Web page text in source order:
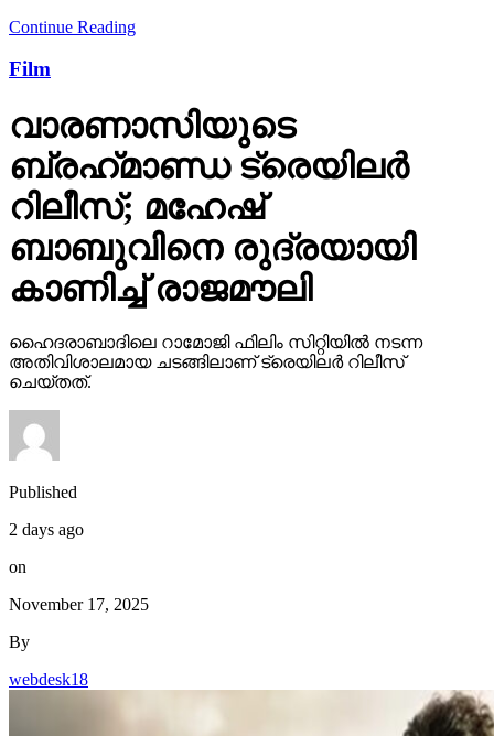
Continue Reading
Film
വാരണാസിയുടെ
ബ്രഹ്‌മാണ്ഡ ട്രെയിലര്‍
റിലീസ്; മഹേഷ്
ബാബുവിനെ രുദ്രയായി
കാണിച്ച് രാജമൗലി
ഹൈദരാബാദിലെ റാമോജി ഫിലിം സിറ്റിയില്‍ നടന്ന
അതിവിശാലമായ ചടങ്ങിലാണ് ട്രെയിലര്‍ റിലീസ്
ചെയ്തത്.
Published
2 days ago
on
November 17, 2025
By
webdesk18